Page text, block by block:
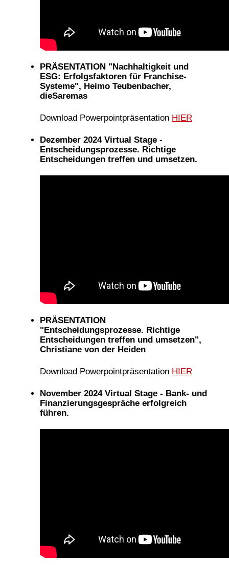
PRÄSENTATION "Nachhaltigkeit und
ESG: Erfolgsfaktoren für Franchise-
Systeme", Heimo Teubenbacher,
dieSaremas
Download Powerpointpräsentation HIER
Dezember 2024 Virtual Stage -
Entscheidungsprozesse. Richtige
Entscheidungen treffen und umsetzen.
PRÄSENTATION
"Entscheidungsprozesse. Richtige
Entscheidungen treffen und umsetzen",
Christiane von der Heiden
Download Powerpointpräsentation HIER
November 2024 Virtual Stage - Bank- und
Finanzierungsgespräche erfolgreich
führen.